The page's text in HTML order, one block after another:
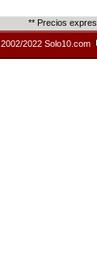
** Precios
2022 Solo10.com